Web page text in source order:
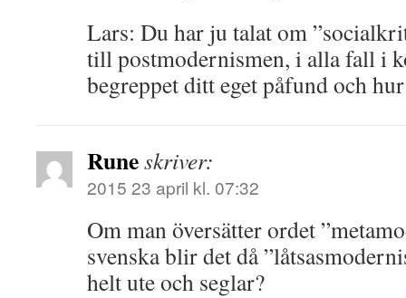
Lars: Du har ju talat om
till postmodernismen, i alla fall i
begreppet ditt eget påfund och
Runeskriver:
2015 23 april kl. 07:32
Om man översätter ordet
svenska blir det då
helt ute och seglar?